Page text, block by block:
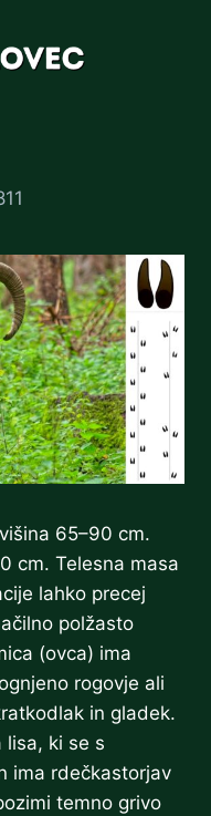
65–90 cm.
cm. Telesna masa
lahko precej
polžasto
(ovca) ima
rogovje ali
in gladek.
lisa, ki se s
ima rdečkastorjav
temno grivo